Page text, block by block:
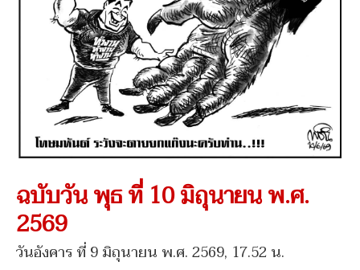
ฉบับวัน พุธ ที่ 10 มิถุนายน พ.ศ.
2569
วันอังคาร ที่ 9 มิถุนายน พ.ศ. 2569, 17.52 น.